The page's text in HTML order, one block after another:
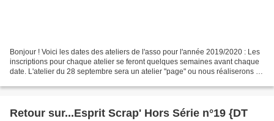
Bonjour ! Voici les dates des ateliers de l'asso pour l'année 2019/2020 : Les
inscriptions pour chaque atelier se feront quelques semaines avant chaque
date. L'atelier du 28 septembre sera un atelier "page" ou nous réaliserons 2
Retour sur...Esprit Scrap' Hors Série n°19 {DT